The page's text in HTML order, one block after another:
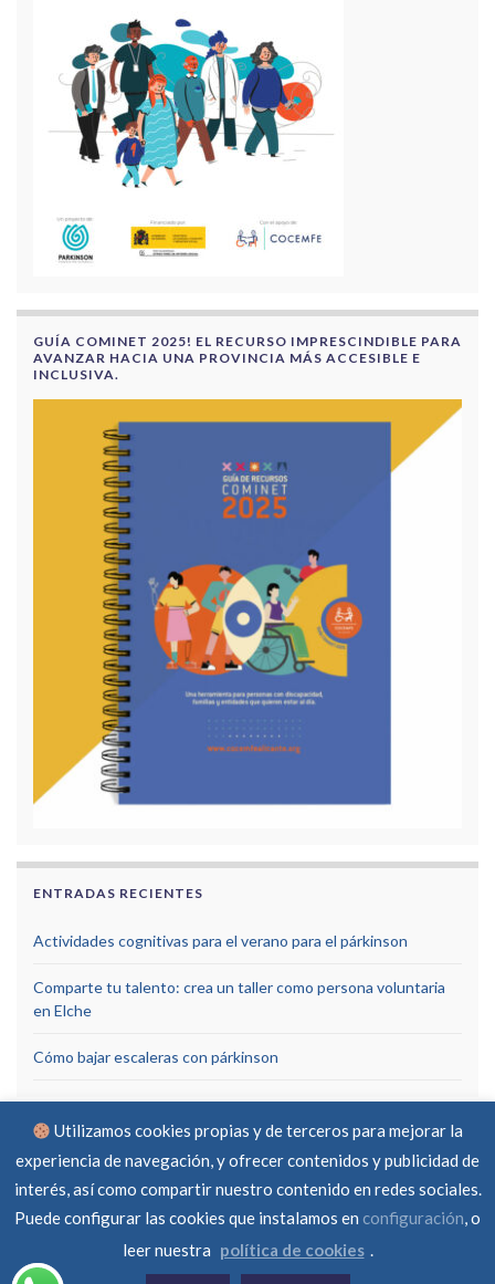
GUÍA COMINET 2025! EL RECURSO IMPRESCINDIBLE PARA
AVANZAR HACIA UNA PROVINCIA MÁS ACCESIBLE E
INCLUSIVA.
ENTRADAS RECIENTES
Actividades cognitivas para el verano para el párkinson
Comparte tu talento: crea un taller como persona voluntaria
en Elche
Cómo bajar escaleras con párkinson
Aviso Legal Política de privacidad
Política de cookies
© Asociación Parkinson Elche 2026 -
Utilizamos cookies propias y de terceros para mejorar la
experiencia de navegación, y ofrecer contenidos y publicidad de
interés, así como compartir nuestro contenido en redes sociales.
Puede configurar las cookies que instalamos en configuración, o
leer nuestra política de cookies .